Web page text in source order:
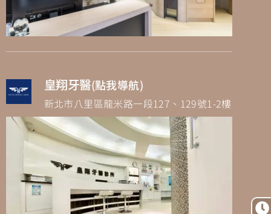
皇翔牙醫(點我導航)
新北市八里區龍米路一段127、129號1-2樓